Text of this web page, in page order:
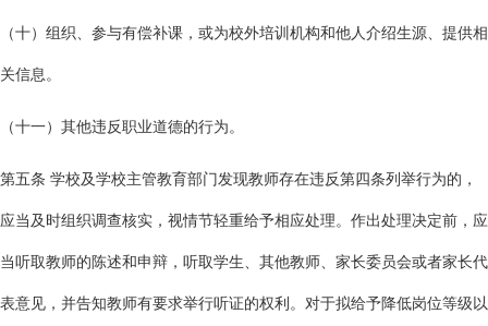
（十）组织、参与有偿补课，或为校外培训机构和他人介绍生源、提供相
关信息。
（十一）其他违反职业道德的行为。
第五条 学校及学校主管教育部门发现教师存在违反第四条列举行为的，
应当及时组织调查核实，视情节轻重给予相应处理。作出处理决定前，应
当听取教师的陈述和申辩，听取学生、其他教师、家长委员会或者家长代
表意见，并告知教师有要求举行听证的权利。对于拟给予降低岗位等级以